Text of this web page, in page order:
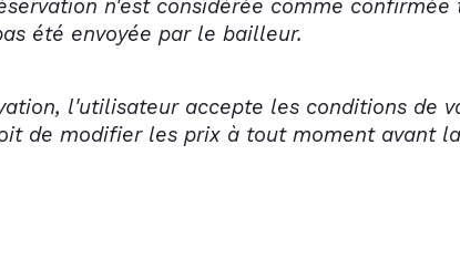
n'est considérée comme
été envoyée par le bailleur.
l'utilisateur accepte les conditions de
de modifier les prix à tout moment avant